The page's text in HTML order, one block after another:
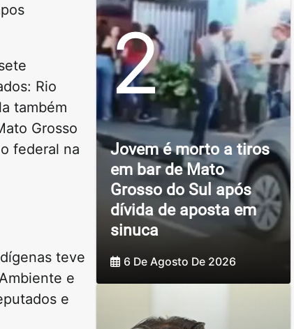
Rio
também
Grosso
federal na
teve
e
e
2
Jovem é morto a tiros
em bar de Mato
Grosso do Sul após
dívida de aposta em
sinuca
6 De Agosto De 2026